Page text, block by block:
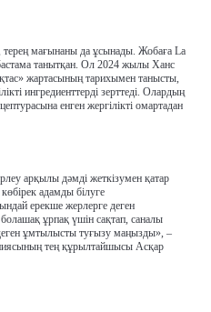
терең мағынаны да ұсынады. Жобаға La
танытқан. Ол 2024 жылы Ханс
жартасының тарихымен танысты,
ингредиенттерді зерттеді. Олардың
енген жергілікті омартадан
арқылы дәмді жеткізумен қатар
адамды білуге
ерекше жерлерге деген
ұрпақ үшін сақтап, саналы
ұмтылысты туғызу маңызды», –
тең құрылтайшысы Асқар